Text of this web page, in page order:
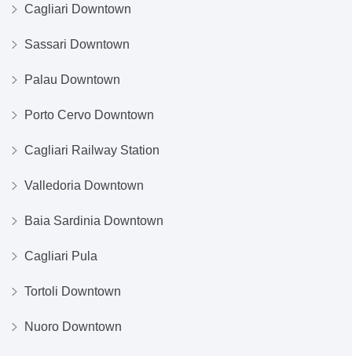
Cagliari Downtown
Sassari Downtown
Palau Downtown
Porto Cervo Downtown
Cagliari Railway Station
Valledoria Downtown
Baia Sardinia Downtown
Cagliari Pula
Tortoli Downtown
Nuoro Downtown